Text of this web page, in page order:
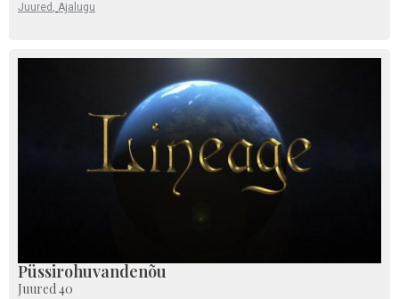
Juured , Ajalugu
Püssirohuvandenõu
Juured 40